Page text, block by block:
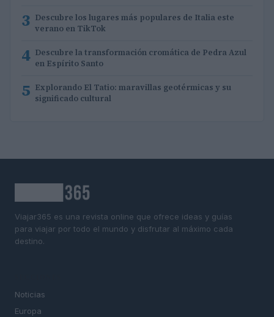
3 Descubre los lugares más populares de Italia este
verano en TikTok
4 Descubre la transformación cromática de Pedra Azul
en Espírito Santo
5 Explorando El Tatio: maravillas geotérmicas y su
significado cultural
Viajar365 es una revista online que ofrece ideas y guías
para viajar por todo el mundo y disfrutar al máximo cada
destino.
Noticias
Europa